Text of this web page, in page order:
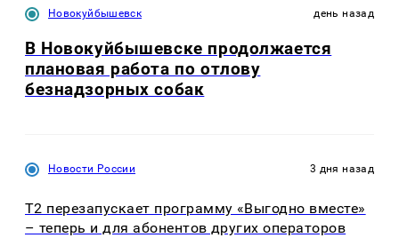
Новокуйбышевск день назад
В Новокуйбышевске продолжается
плановая работа по отлову
безнадзорных собак
Новости России 3 дня назад
Т2 перезапускает программу «Выгодно вместе»
– теперь и для абонентов других операторов